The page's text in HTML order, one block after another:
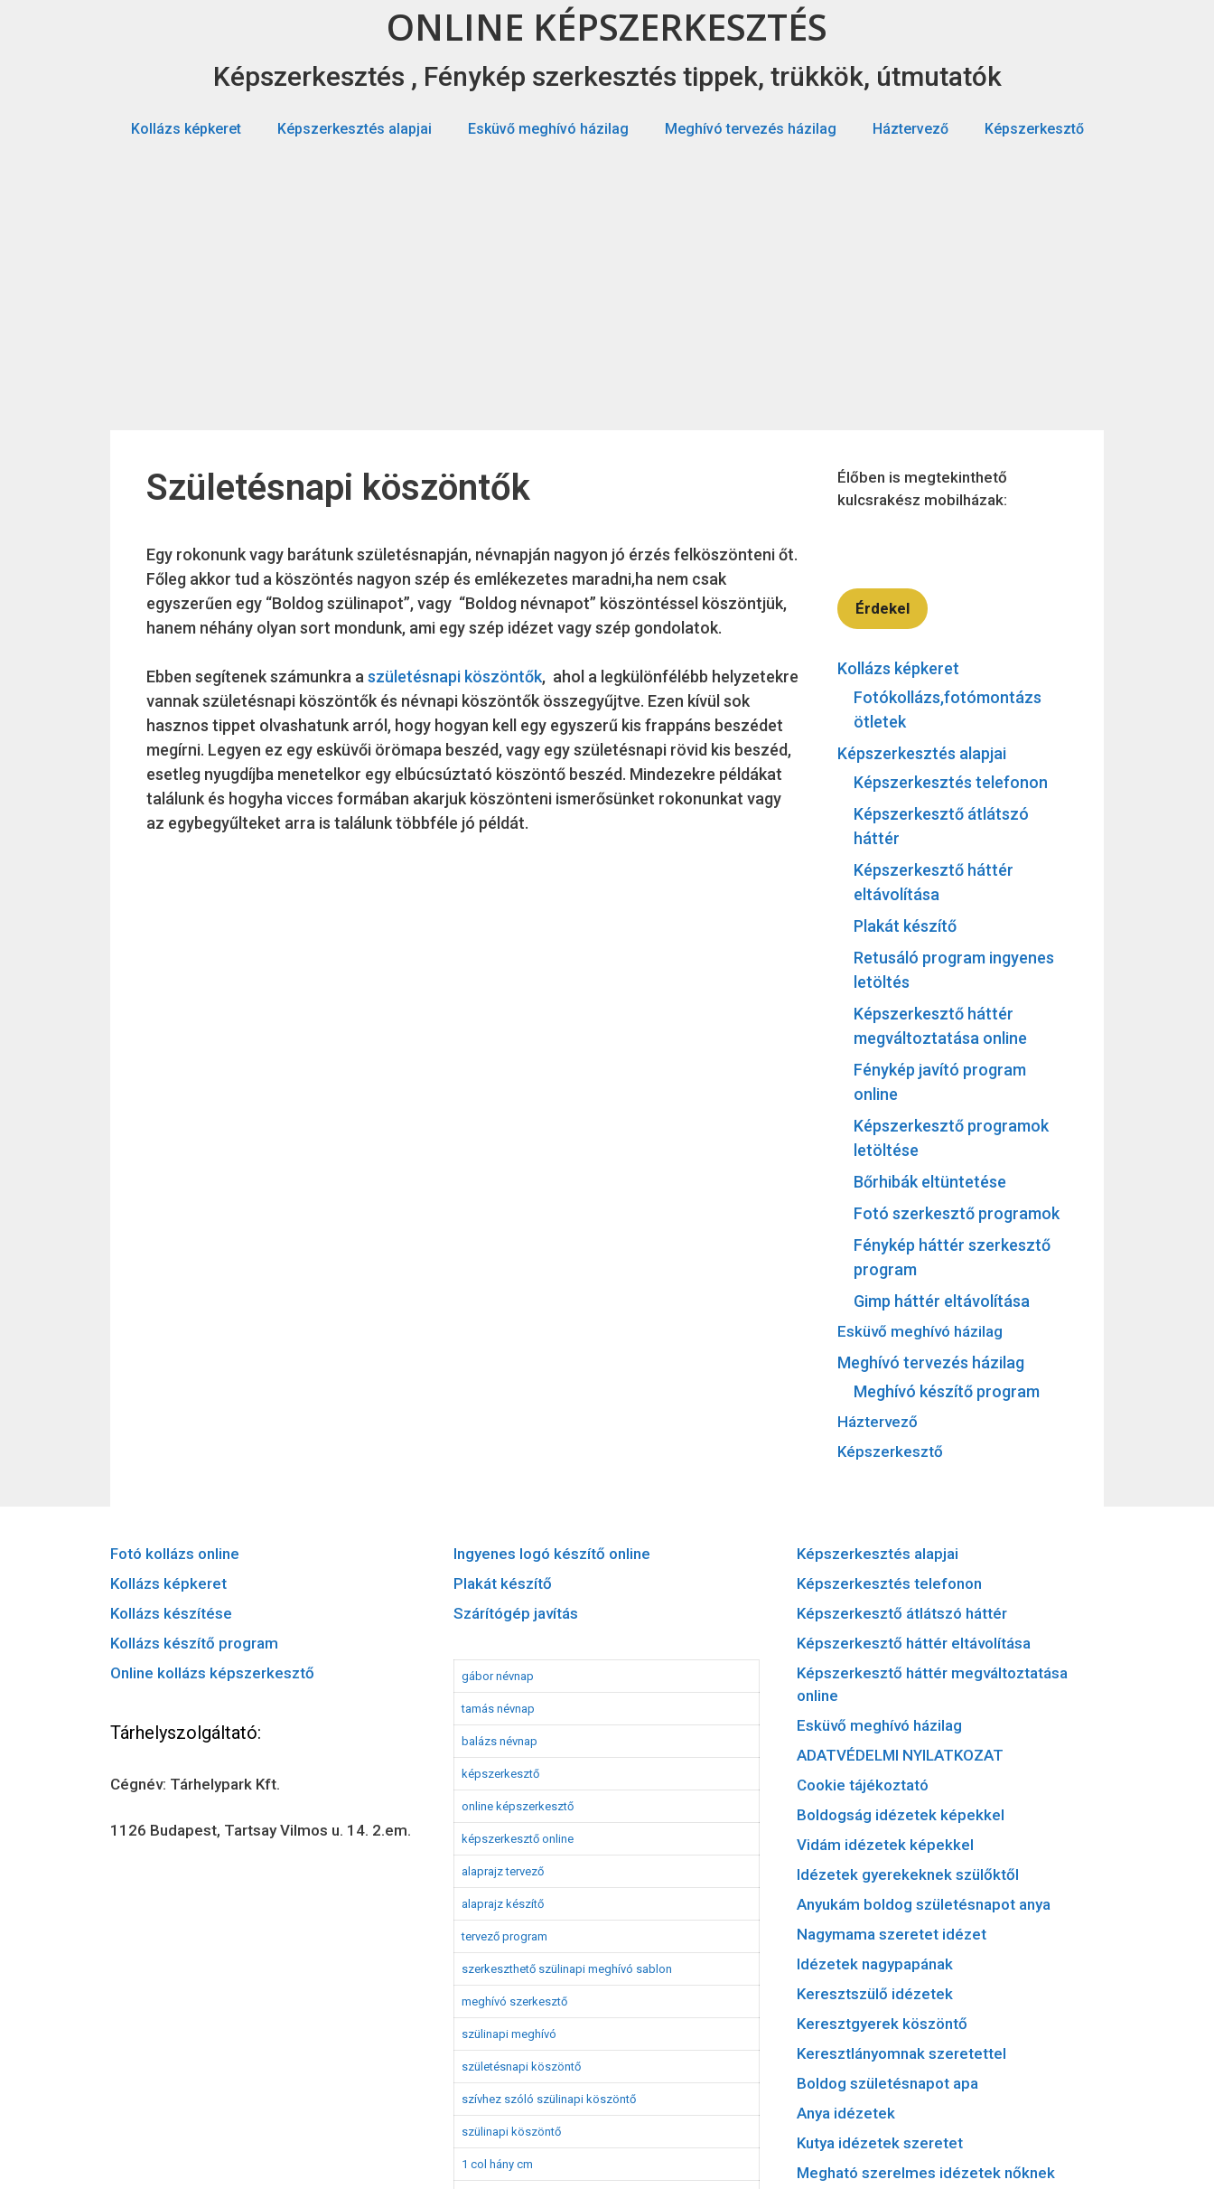
ONLINE KÉPSZERKESZTÉS
Képszerkesztés , Fénykép szerkesztés tippek, trükkök, útmutatók
Kollázs képkeret Képszerkesztés alapjai Esküvő meghívó házilag Meghívó tervezés házilag Háztervező Képszerkesztő
Születésnapi köszöntők
Egy rokonunk vagy barátunk születésnapján, névnapján nagyon jó érzés felköszönteni őt.
Főleg akkor tud a köszöntés nagyon szép és emlékezetes maradni,ha nem csak
egyszerűen egy “Boldog szülinapot”, vagy “Boldog névnapot” köszöntéssel köszöntjük,
hanem néhány olyan sort mondunk, ami egy szép idézet vagy szép gondolatok.
Ebben segítenek számunkra a születésnapi köszöntők, ahol a legkülönfélébb helyzetekre
vannak születésnapi köszöntők és névnapi köszöntők összegyűjtve. Ezen kívül sok
hasznos tippet olvashatunk arról, hogy hogyan kell egy egyszerű kis frappáns beszédet
megírni. Legyen ez egy esküvői örömapa beszéd, vagy egy születésnapi rövid kis beszéd,
esetleg nyugdíjba menetelkor egy elbúcsúztató köszöntő beszéd. Mindezekre példákat
találunk és hogyha vicces formában akarjuk köszönteni ismerősünket rokonunkat vagy
az egybegyűlteket arra is találunk többféle jó példát.
Élőben is megtekinthető
kulcsrakész mobilházak:
Érdekel
Kollázs képkeret
Fotókollázs,fotómontázs
ötletek
Képszerkesztés alapjai
Képszerkesztés telefonon
Képszerkesztő átlátszó
háttér
Képszerkesztő háttér
eltávolítása
Plakát készítő
Retusáló program ingyenes
letöltés
Képszerkesztő háttér
megváltoztatása online
Fénykép javító program
online
Képszerkesztő programok
letöltése
Bőrhibák eltüntetése
Fotó szerkesztő programok
Fénykép háttér szerkesztő
program
Gimp háttér eltávolítása
Esküvő meghívó házilag
Meghívó tervezés házilag
Meghívó készítő program
Háztervező
Képszerkesztő
Fotó kollázs online
Kollázs képkeret
Kollázs készítése
Kollázs készítő program
Online kollázs képszerkesztő
Tárhelyszolgáltató:
Cégnév: Tárhelypark Kft.
1126 Budapest, Tartsay Vilmos u. 14. 2.em.
Ingyenes logó készítő online
Plakát készítő
Szárítógép javítás
gábor névnap
tamás névnap
balázs névnap
képszerkesztő
online képszerkesztő
képszerkesztő online
alaprajz tervező
alaprajz készítő
tervező program
szerkeszthető szülinapi meghívó sablon
meghívó szerkesztő
szülinapi meghívó
születésnapi köszöntő
szívhez szóló szülinapi köszöntő
szülinapi köszöntő
1 col hány cm
Képszerkesztés alapjai
Képszerkesztés telefonon
Képszerkesztő átlátszó háttér
Képszerkesztő háttér eltávolítása
Képszerkesztő háttér megváltoztatása
online
Esküvő meghívó házilag
ADATVÉDELMI NYILATKOZAT
Cookie tájékoztató
Boldogság idézetek képekkel
Vidám idézetek képekkel
Idézetek gyerekeknek szülőktől
Anyukám boldog születésnapot anya
Nagymama szeretet idézet
Idézetek nagypapának
Keresztszülő idézetek
Keresztgyerek köszöntő
Keresztlányomnak szeretettel
Boldog születésnapot apa
Anya idézetek
Kutya idézetek szeretet
Megható szerelmes idézetek nőknek